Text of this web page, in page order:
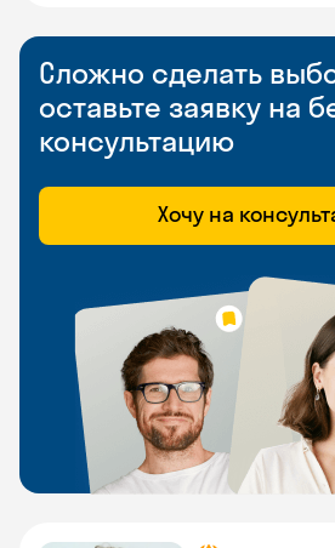
Сложно сделать
оставьте заявку на
консультацию
Хочу на